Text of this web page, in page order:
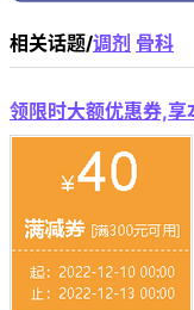
相关话题/调剂 骨科
领限时大额优惠券,